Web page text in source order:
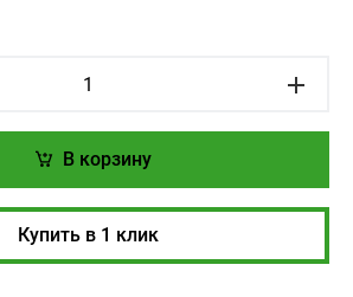
В корзину
Купить в 1 клик